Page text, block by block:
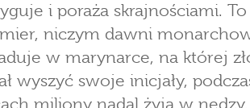
i poraża skrajnościami.
niczym dawni
w marynarce, na której
wyszyć swoje inicjały,
miliony nadal żyją w